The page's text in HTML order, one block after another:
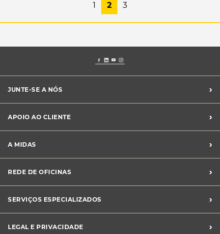
1 2 3
JUNTE-SE A NÓS ›
Franchising Midas
APOIO AO CLIENTE ›
Livro de Reclamações
Canal de Denúncias
Perguntas Frequentes
A MIDAS ›
Sustentabilidade
Notícias Midas
REDE DE OFICINAS ›
SERVIÇOS ESPECIALIZADOS
›
LEGAL E PRIVACIDADE
›